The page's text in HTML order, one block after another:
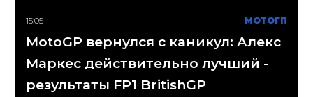
15:05 МОТОГП
MotoGP вернулся с каникул: Алекс
Маркес действительно лучший -
результаты FP1 BritishGP